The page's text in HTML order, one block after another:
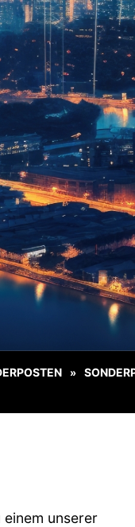
»
einem unserer